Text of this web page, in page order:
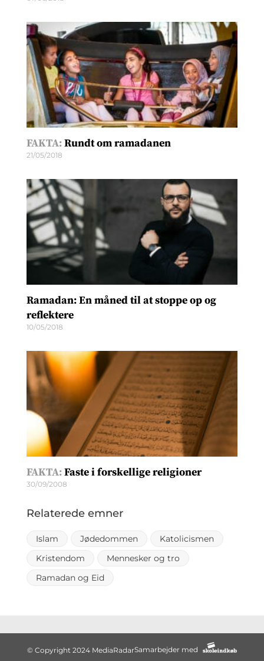
FAKTA:Rundt om ramadanen
21/05/2018
Ramadan: En måned til at stoppe op og
reflektere
10/05/2018
FAKTA:Faste i forskellige religioner
30/09/2008
Relaterede emner
Islam Jødedommen
Katolicismen
Kristendom
Mennesker og tro
Ramadan og Eid
© Copyright 2024 MediaRadarSamarbejder med